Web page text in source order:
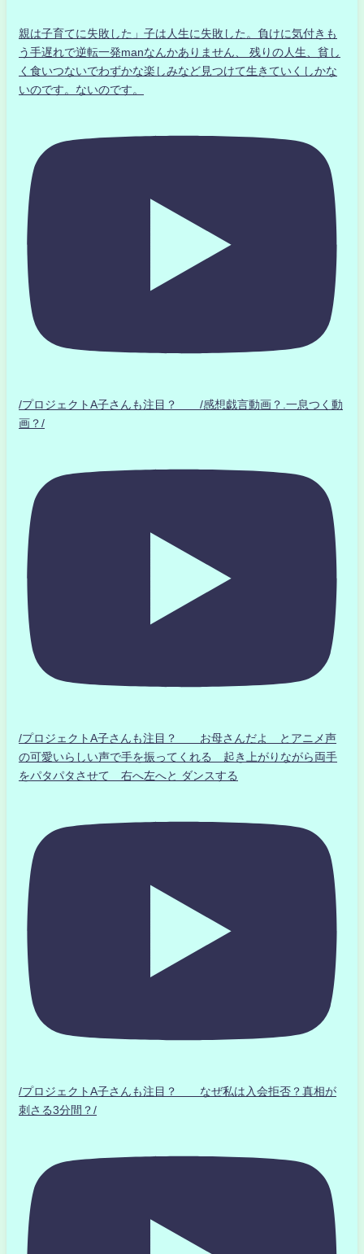
親は子育てに失敗した」子は人生に失敗した。負けに気付きも
う手遅れで逆転一発manなんかありません、 残りの人生、貧し
く食いつないでわずかな楽しみなど見つけて生きていくしかな
いのです。ないのです。
/プロジェクトA子さんも注目？ /感想戯言動画？.一息つく動
画？/
/プロジェクトA子さんも注目？ お母さんだよ とアニメ声
の可愛いらしい声で手を振ってくれる 起き上がりながら両手
をパタパタさせて 右へ左へと ダンスする
/プロジェクトA子さんも注目？ なぜ私は入会拒否？真相が
刺さる3分間？/